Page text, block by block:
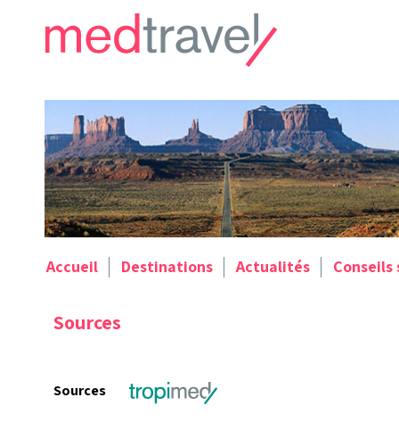
Accueil Destinations Actualités Conseils
Sources
Sources